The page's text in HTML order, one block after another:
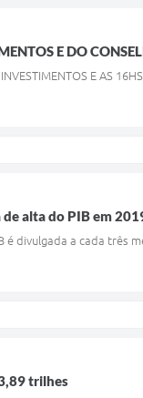
E DO
E AS
alta do PIB em
divulgada a cada três
trilhes